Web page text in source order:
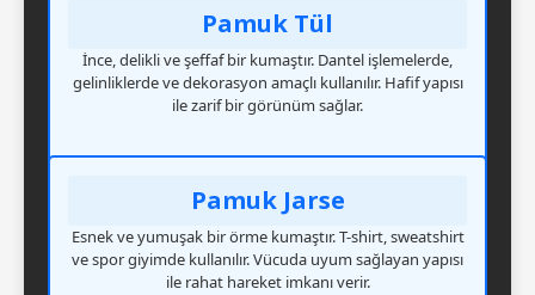
Pamuk Tül
İnce, delikli ve şeffaf bir kumaştır. Dantel işlemelerde,
gelinliklerde ve dekorasyon amaçlı kullanılır. Hafif yapısı
ile zarif bir görünüm sağlar.
Pamuk Jarse
Esnek ve yumuşak bir örme kumaştır. T-shirt, sweatshirt
ve spor giyimde kullanılır. Vücuda uyum sağlayan yapısı
ile rahat hareket imkanı verir.